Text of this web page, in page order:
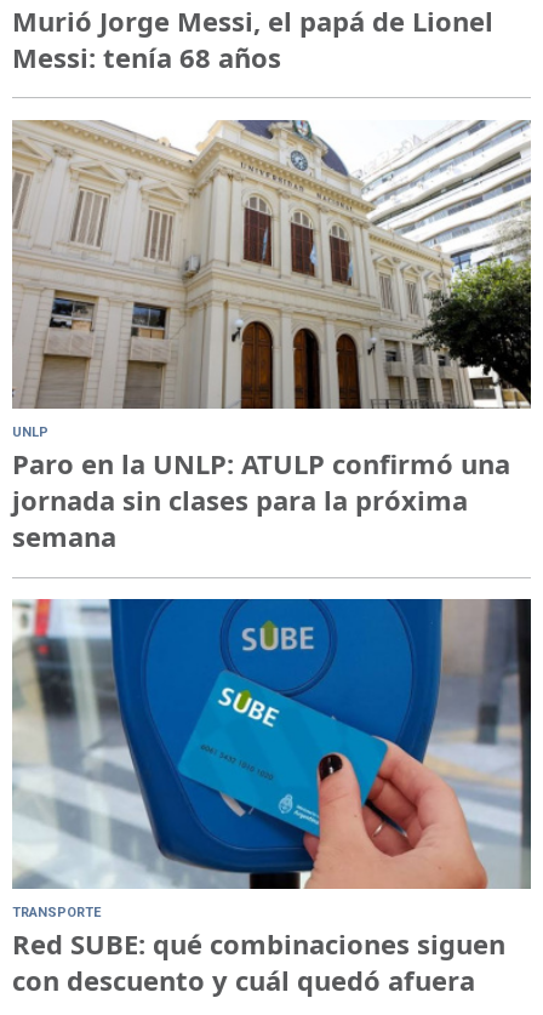
Murió Jorge Messi, el papá de Lionel
Messi: tenía 68 años
UNLP
Paro en la UNLP: ATULP confirmó una
jornada sin clases para la próxima
semana
TRANSPORTE
Red SUBE: qué combinaciones siguen
con descuento y cuál quedó afuera